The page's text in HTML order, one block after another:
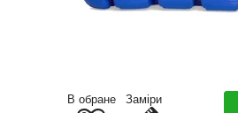
В обране Заміри